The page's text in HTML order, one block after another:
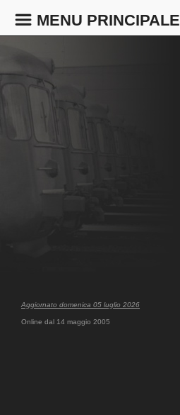
MENU PRINCIPALE
Aggiornato domenica 05 luglio 2026
Online dal 14 maggio 2005